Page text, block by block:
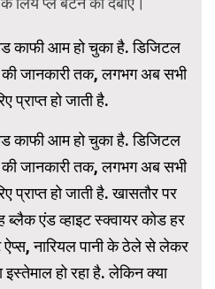
काफी आम हो चुका है. डिजिटल
जानकारी तक, लगभग अब सभी
हो जाती है.
काफी आम हो चुका है. डिजिटल
जानकारी तक, लगभग अब सभी
हो जाती है. खासतौर पर
ब्लैक एंड व्हाइट स्क्वायर कोड हर
नारियल पानी के ठेले से लेकर
हो रहा है. लेकिन क्या